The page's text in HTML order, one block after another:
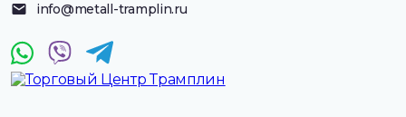
info@metall-tramplin.ru